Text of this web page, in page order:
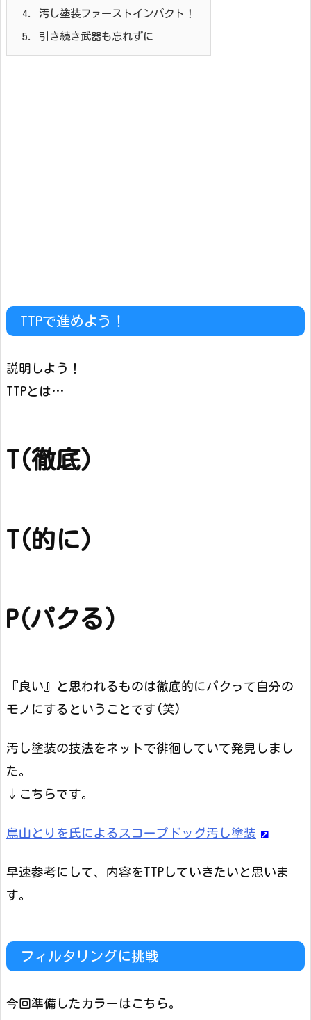
4. 汚し塗装ファーストインパクト！
5. 引き続き武器も忘れずに
TTPで進めよう！
説明しよう！
TTPとは…
T(徹底)
T(的に)
P(パクる)
『良い』と思われるものは徹底的にパクって自分の
モノにするということです(笑)
汚し塗装の技法をネットで徘徊していて発見しまし
た。
↓こちらです。
鳥山とりを氏によるスコープドッグ汚し塗装
早速参考にして、内容をTTPしていきたいと思いま
す。
フィルタリングに挑戦
今回準備したカラーはこちら。